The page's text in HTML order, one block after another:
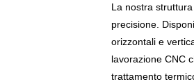
La nostra
precisione.
orizzontali e
lavorazione CNC
trattamento